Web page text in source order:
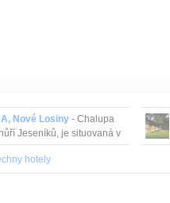
Nové Losiny - Chalupa
Jeseníků, je situovaná v
v malebné vesnici, v
Jeseníky jsou druhý...
hotely